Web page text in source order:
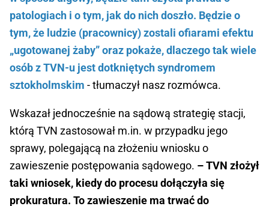
patologiach i o tym, jak do nich doszło. Będzie o
tym, że ludzie (pracownicy) zostali ofiarami efektu
„ugotowanej żaby” oraz pokaże, dlaczego tak wiele
osób z TVN-u jest dotkniętych syndromem
sztokholmskim - tłumaczył nasz rozmówca.
Wskazał jednocześnie na sądową strategię stacji,
którą TVN zastosował m.in. w przypadku jego
sprawy, polegającą na złożeniu wniosku o
zawieszenie postępowania sądowego. – TVN złożył
taki wniosek, kiedy do procesu dołączyła się
prokuratura. To zawieszenie ma trwać do